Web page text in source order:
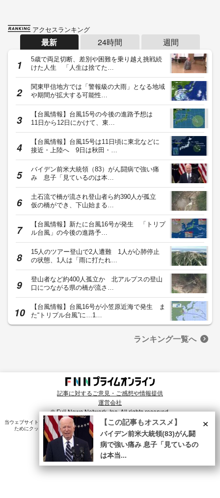
アクセスランキング
最新 24時間 週間
5歳で両足切断、差別や困難を乗り越え挑戦続
けた人生 「人生は捨てた…
関東甲信地方では「警報級の大雨」となる地域
や期間が拡大する可能性…
【台風情報】台風15号の今後の進路予想は
11日から12日にかけて、東…
【台風情報】台風15号は11日頃に東北などに
接近・上陸へ 9日は秋田・…
バイデン前米大統領（83）がん闘病で強い痛
み 息子「見ているのは本…
土石流で橋が流され登山者ら約390人が孤立
仮の橋ができ、下山始まる…
【台風情報】新たに台風16号が発生 「トリプ
ル台風」の今後の進路予…
15人のツアー登山で2人遭難 1人が心肺停止
の状態、1人は「雨に打たれ…
登山者など約400人孤立か 北アルプスの登山
口につながる県の橋が流さ…
【台風情報】台風16号が小笠原近海で発生 ま
た“トリプル台風”に…1…
ランキング一覧へ
記事に対するご意見・ご感想や情報提供
運営会社
© Fuji News Network, Inc. All rights reserved.
当ウェブサイトでは、ユーザのニーズ・興味・関⼼に合致したコンテンツや広告配信を提供する
ためにクッキーを使⽤しています。詳細は、
プライバシーポリシー をご確認ください。×
【この記事もオススメ】
バイデン前米大統領(83)がん闘
病で強い痛み 息子「見ているの
は本当...